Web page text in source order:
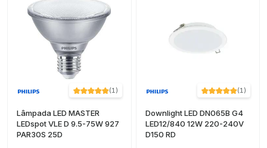
(1)
Lâmpada LED MASTER
LEDspot VLE D 9.5-75W 927
PAR30S 25D
(1)
Downlight LED DN065B G4
LED12/840 12W 220-240V
D150 RD